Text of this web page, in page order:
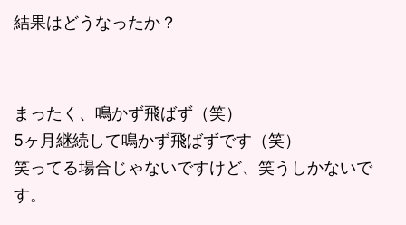
結果はどうなったか？
まったく、鳴かず飛ばず（笑）
5ヶ月継続して鳴かず飛ばずです（笑）
笑ってる場合じゃないですけど、笑うしかないで
す。